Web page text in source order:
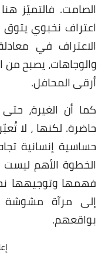
الصامت. فالتميّز
اعتراف نخبوي يتوق
الاعتراف في
والوجاهات، يصبح
أرقى المحافل.
كما أن الغيرة،
حاضرة. لكنها ، لا
حساسية إنسانية
الخطوة الأهم
فهمها وتوجيهها
إلى مرآة مشوشة
بواقعهم.